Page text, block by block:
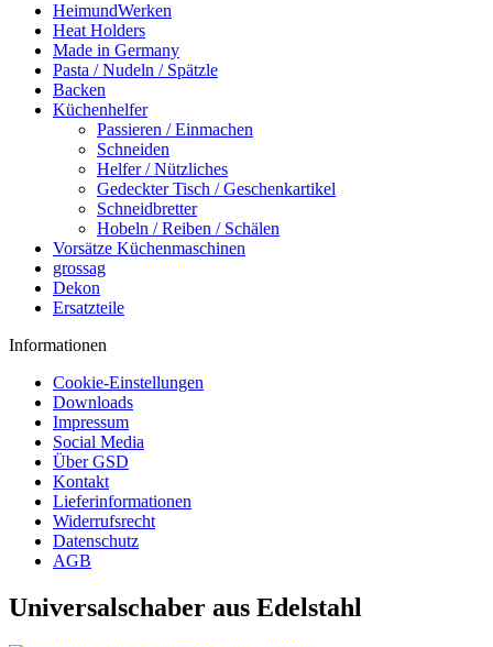
HeimundWerken
Heat Holders
Made in Germany
Pasta / Nudeln / Spätzle
Backen
Küchenhelfer
Passieren / Einmachen
Schneiden
Helfer / Nützliches
Gedeckter Tisch / Geschenkartikel
Schneidbretter
Hobeln / Reiben / Schälen
Vorsätze Küchenmaschinen
grossag
Dekon
Ersatzteile
Informationen
Cookie-Einstellungen
Downloads
Impressum
Social Media
Über GSD
Kontakt
Lieferinformationen
Widerrufsrecht
Datenschutz
AGB
Universalschaber aus Edelstahl